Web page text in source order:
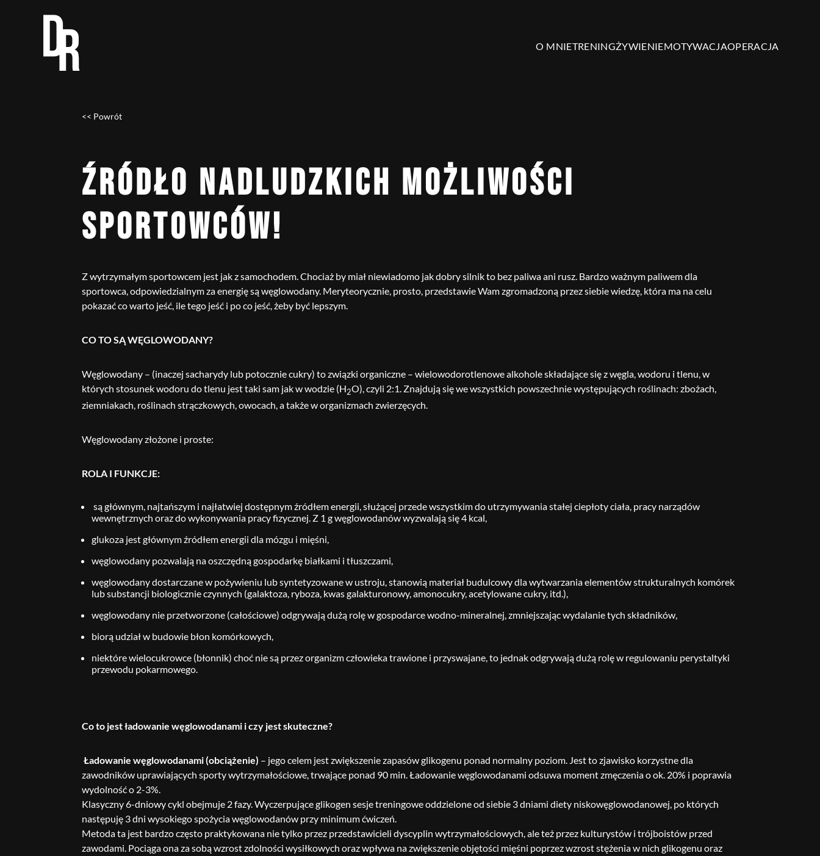
O MNIETRENINGŻYWIENIEMOTYWACJAOPERACJA
<< Powrót
ŹRÓDŁO NADLUDZKICH MOŻLIWOŚCI
SPORTOWCÓW!
Z wytrzymałym sportowcem jest jak z samochodem. Chociaż by miał niewiadomo jak dobry silnik to bez paliwa ani rusz. Bardzo ważnym paliwem dla
sportowca, odpowiedzialnym za energię są węglowodany. Meryteorycznie, prosto, przedstawie Wam zgromadzoną przez siebie wiedzę, która ma na celu
pokazać co warto jeść, ile tego jeść i po co jeść, żeby być lepszym.
CO TO SĄ WĘGLOWODANY?
Węglowodany – (inaczej sacharydy lub potocznie cukry) to związki organiczne – wielowodorotlenowe alkohole składające się z węgla, wodoru i tlenu, w
których stosunek wodoru do tlenu jest taki sam jak w wodzie (H2O), czyli 2:1. Znajdują się we wszystkich powszechnie występujących roślinach: zbożach,
ziemniakach, roślinach strączkowych, owocach, a także w organizmach zwierzęcych.
Węglowodany złożone i proste:
ROLA I FUNKCJE:
są głównym, najtańszym i najłatwiej dostępnym źródłem energii, służącej przede wszystkim do utrzymywania stałej ciepłoty ciała, pracy narządów
wewnętrznych oraz do wykonywania pracy fizycznej. Z 1 g węglowodanów wyzwalają się 4 kcal,
glukoza jest głównym źródłem energii dla mózgu i mięśni,
węglowodany pozwalają na oszczędną gospodarkę białkami i tłuszczami,
węglowodany dostarczane w pożywieniu lub syntetyzowane w ustroju, stanowią materiał budulcowy dla wytwarzania elementów strukturalnych komórek
lub substancji biologicznie czynnych (galaktoza, ryboza, kwas galakturonowy, amonocukry, acetylowane cukry, itd.),
węglowodany nie przetworzone (całościowe) odgrywają dużą rolę w gospodarce wodno-mineralnej, zmniejszając wydalanie tych składników,
biorą udział w budowie błon komórkowych,
niektóre wielocukrowce (błonnik) choć nie są przez organizm człowieka trawione i przyswajane, to jednak odgrywają dużą rolę w regulowaniu perystaltyki
przewodu pokarmowego.
Co to jest ładowanie węglowodanami i czy jest skuteczne?
Ładowanie węglowodanami (obciążenie) – jego celem jest zwiększenie zapasów glikogenu ponad normalny poziom. Jest to zjawisko korzystne dla
zawodników uprawiających sporty wytrzymałościowe, trwające ponad 90 min. Ładowanie węglowodanami odsuwa moment zmęczenia o ok. 20% i poprawia
wydolność o 2-3%.
Klasyczny 6-dniowy cykl obejmuje 2 fazy. Wyczerpujące glikogen sesje treningowe oddzielone od siebie 3 dniami diety niskowęglowodanowej, po których
następuję 3 dni wysokiego spożycia węglowodanów przy minimum ćwiczeń.
Metoda ta jest bardzo często praktykowana nie tylko przez przedstawicieli dyscyplin wytrzymałościowych, ale też przez kulturystów i trójboistów przed
zawodami. Pociąga ona za sobą wzrost zdolności wysiłkowych oraz wpływa na zwiększenie objętości mięśni poprzez wzrost stężenia w nich glikogenu oraz